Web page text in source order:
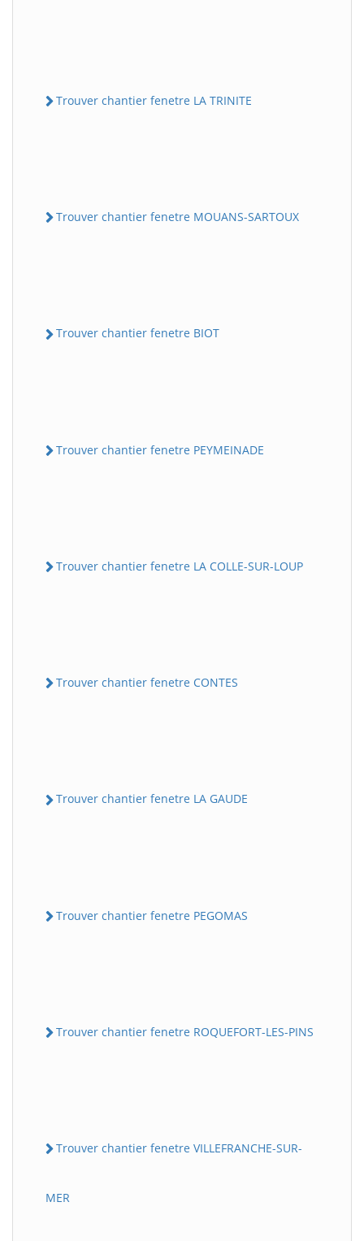
Trouver chantier fenetre LA TRINITE
Trouver chantier fenetre MOUANS-SARTOUX
Trouver chantier fenetre BIOT
Trouver chantier fenetre PEYMEINADE
Trouver chantier fenetre LA COLLE-SUR-LOUP
Trouver chantier fenetre CONTES
Trouver chantier fenetre LA GAUDE
Trouver chantier fenetre PEGOMAS
Trouver chantier fenetre ROQUEFORT-LES-PINS
Trouver chantier fenetre VILLEFRANCHE-SUR-
MER